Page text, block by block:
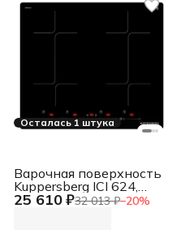
Осталась 1 штука
25 610 ₽32 013 ₽−20%
Варочная поверхность
Kuppersberg ICI 624,
индукция, High-Tech,